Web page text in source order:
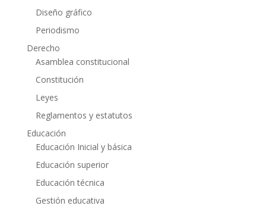
Diseño gráfico
Periodismo
Derecho
Asamblea constitucional
Constitución
Leyes
Reglamentos y estatutos
Educación
Educación Inicial y básica
Educación superior
Educación técnica
Gestión educativa